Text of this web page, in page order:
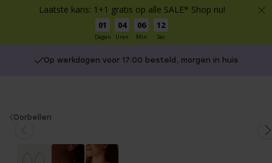
Laatste kans: 1+1 gratis op alle SALE* Shop nu!
01
Dagen
04
Uren
06
Min
12
Sec
Op werkdagen voor 17:00 besteld, morgen in huis
You
Oorbellen